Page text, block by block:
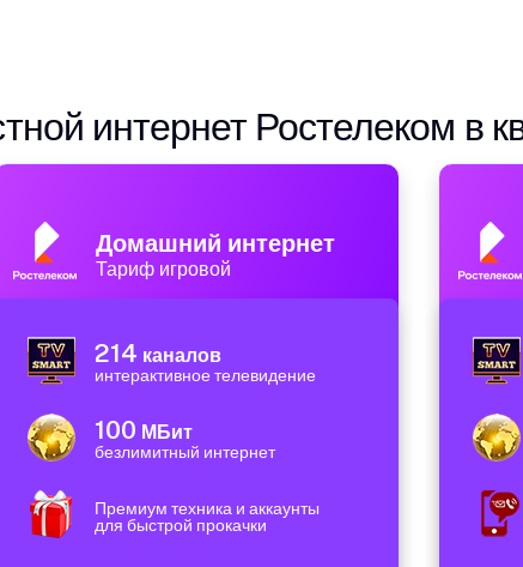
интернет Ростелеком в
Домашний интернет
Тариф игровой
214 каналов
интерактивное телевидение
100 МБит
безлимитный интернет
Премиум техника и аккаунты
для быстрой прокачки